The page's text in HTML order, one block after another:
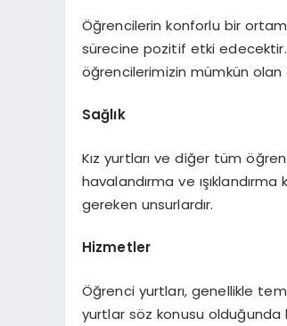
Öğrencilerin konforlu bir
sürecine pozitif etki edecektir.
öğrencilerimizin mümkün olan
Sağlık
Kız yurtları ve diğer tüm
havalandırma ve
gereken unsurlardır.
Hizmetler
Öğrenci yurtları, genellikle
yurtlar söz konusu olduğunda